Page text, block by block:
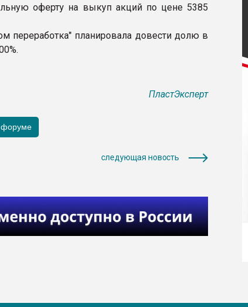
оферту на выкуп акций по цене 5385
переработка" планировала довести долю в
ПластЭксперт
следующая новость